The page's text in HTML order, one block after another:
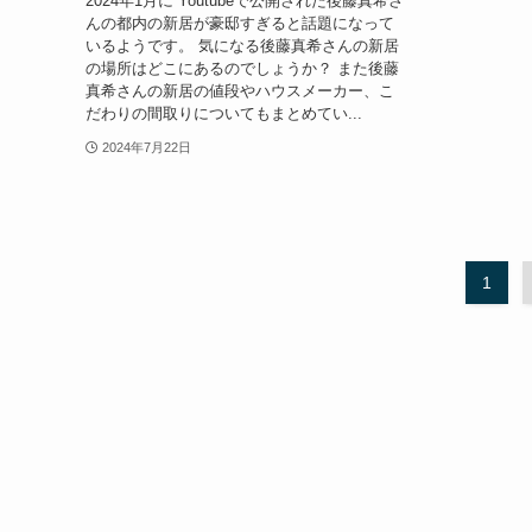
んの都内の新居が豪邸すぎると話題になって
いるようです。 気になる後藤真希さんの新居
の場所はどこにあるのでしょうか？ また後藤
真希さんの新居の値段やハウスメーカー、こ
だわりの間取りについてもまとめてい...
2024年7月22日
1